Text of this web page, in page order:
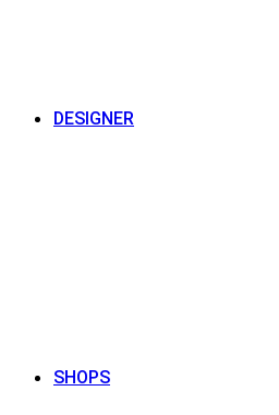
DESIGNER
SHOPS